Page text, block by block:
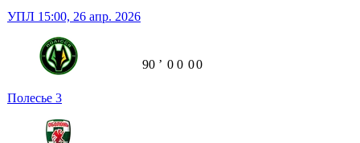
УПЛ 15:00, 26 апр. 2026
Полесье 3
90 ʼ 0 0 00